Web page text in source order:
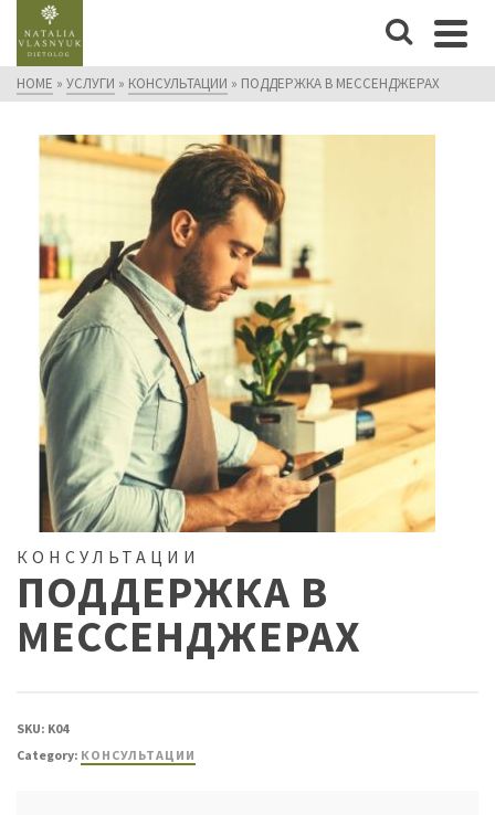
HOME » УСЛУГИ » КОНСУЛЬТАЦИИ » ПОДДЕРЖКА В МЕССЕНДЖЕРАХ
КОНСУЛЬТАЦИИ
ПОДДЕРЖКА В
МЕССЕНДЖЕРАХ
SKU: K04
Category: КОНСУЛЬТАЦИИ